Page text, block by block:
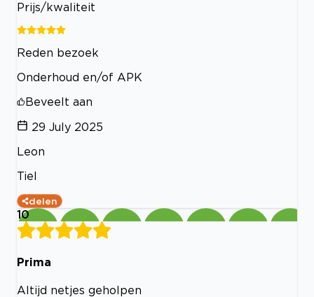
Prijs/kwaliteit
Reden bezoek
Onderhoud en/of APK
Beveelt aan
29 July 2025
Leon
Tiel
delen
10
Prima
Altijd netjes geholpen